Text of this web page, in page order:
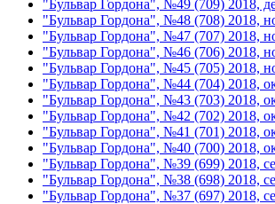
"Бульвар Гордона", №49 (709) 2018,
"Бульвар Гордона", №48 (708) 2018,
"Бульвар Гордона", №47 (707) 2018,
"Бульвар Гордона", №46 (706) 2018,
"Бульвар Гордона", №45 (705) 2018,
"Бульвар Гордона", №44 (704) 2018,
"Бульвар Гордона", №43 (703) 2018,
"Бульвар Гордона", №42 (702) 2018,
"Бульвар Гордона", №41 (701) 2018,
"Бульвар Гордона", №40 (700) 2018,
"Бульвар Гордона", №39 (699) 2018,
"Бульвар Гордона", №38 (698) 2018,
"Бульвар Гордона", №37 (697) 2018,